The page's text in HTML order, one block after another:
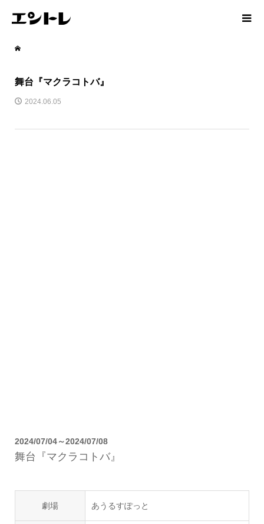
舞台『マクラコトバ』
2024.06.05
2024/07/04～2024/07/08
舞台『マクラコトバ』
劇場 あうるすぽっと